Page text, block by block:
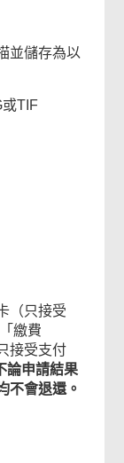
並儲存為以
TIF
（只接受
繳費
接受支付
論申請結果
不會退還。